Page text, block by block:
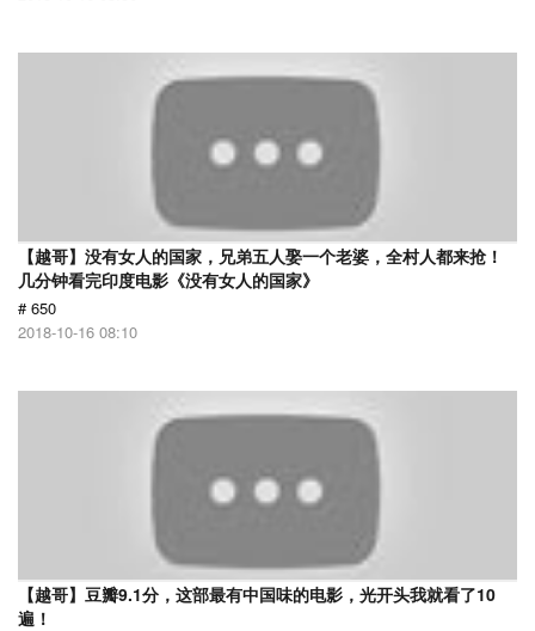
【越哥】没有女人的国家，兄弟五人娶一个老婆，全村人都来抢！
几分钟看完印度电影《没有女人的国家》
# 650
2018-10-16 08:10
【越哥】豆瓣9.1分，这部最有中国味的电影，光开头我就看了10
遍！